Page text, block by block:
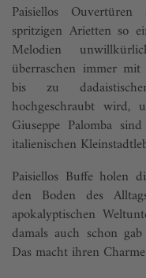
Paisiellos
spritzigen Arietten so
Melodien
überraschen immer
bis zu
hochgeschraubt wird,
Giuseppe Palomba
italienischen
Paisiellos Buffe holen
den Boden des
apokalyptischen
damals auch schon
Das macht ihren